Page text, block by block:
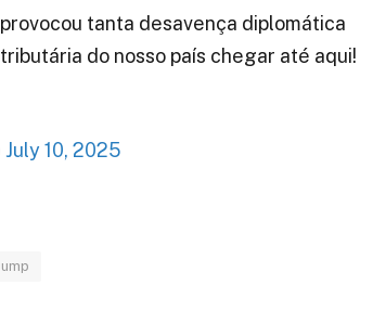
tanta desavença diplomática
do nosso país chegar até aqui!
July 10, 2025